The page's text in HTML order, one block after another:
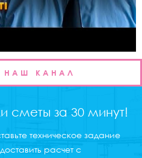
НАШ КАНАЛ
сметы за 30 минут!
техническое задание
расчет с